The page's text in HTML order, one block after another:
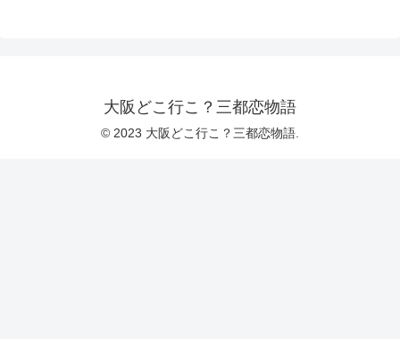
大阪どこ行こ？三都恋物語
© 2023 大阪どこ行こ？三都恋物語.